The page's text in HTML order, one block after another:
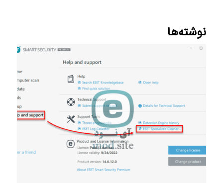
نوشته‌ها